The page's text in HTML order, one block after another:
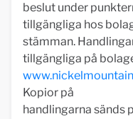
beslut under
tillgängliga hos
stämman.
tillgängliga på
Kopior på
handlingarna sänds